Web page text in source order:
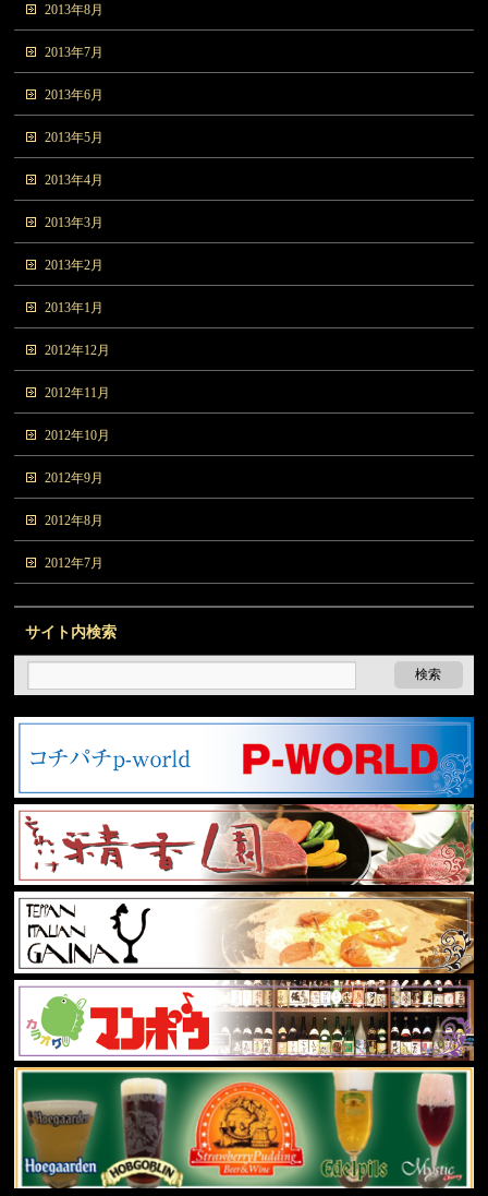
2013年8月
2013年7月
2013年6月
2013年5月
2013年4月
2013年3月
2013年2月
2013年1月
2012年12月
2012年11月
2012年10月
2012年9月
2012年8月
2012年7月
サイト内検索